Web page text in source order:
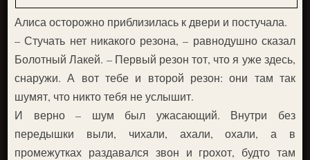
Алиса осторожно приблизилась к двери и постучала.
– Стучать нет никакого резона, – равнодушно сказал
Болотный Лакей. – Первый резон тот, что я уже здесь,
снаружи. А вот тебе и второй резон: они там так
шумят, что никто тебя не услышит.
И верно – шум был ужасающий. Внутри без
передышки выли, чихали, ахали, охали, а в
промежутках раздавался звон и грохот, будто там